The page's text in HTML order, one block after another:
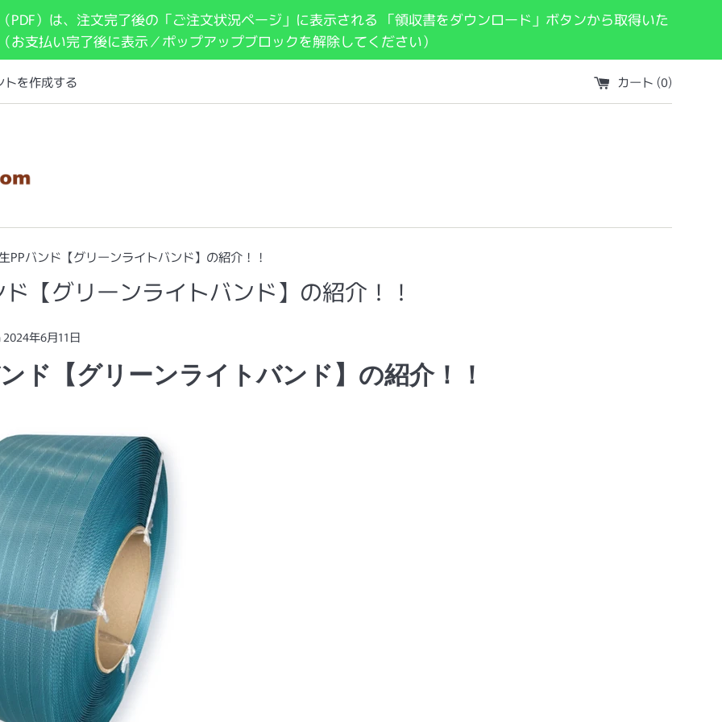
）は、注文完了後の「ご注文状況ページ」に表示される 「領収書をダウンロード」ボタンから取得いた
お支払い完了後に表示／ポップアップブロックを解除してください）
トを作成する カート (0)
PPバンド【グリーンライトバンド】の紹介！！
【グリーンライトバンド】の紹介！！
2024年6月11日
ド【グリーンライトバンド】の紹介！！